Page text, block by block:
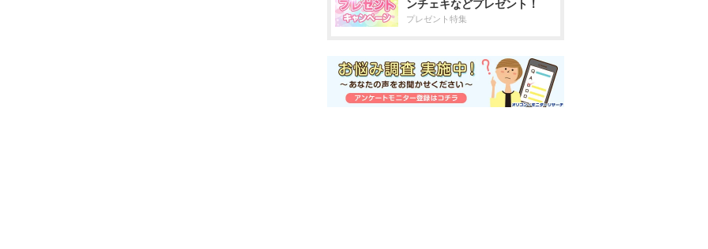
ンチェキなどプレゼント！
プレゼント特集